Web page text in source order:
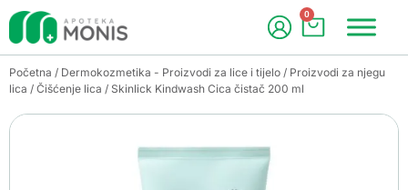
0
Početna / Dermokozmetika - Proizvodi za lice i tijelo / Proizvodi za njegu
lica / Čišćenje lica / Skinlick Kindwash Cica čistač 200 ml